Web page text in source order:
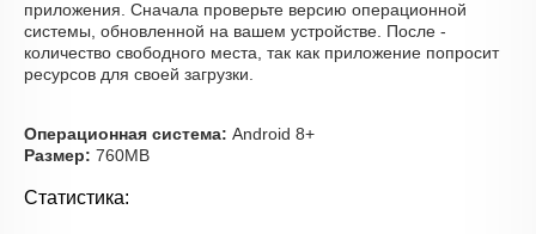
приложения. Сначала проверьте версию операционной
системы, обновленной на вашем устройстве. После -
количество свободного места, так как приложение попросит
ресурсов для своей загрузки.
Операционная система: Android 8+
Размер: 760MB
Статистика: